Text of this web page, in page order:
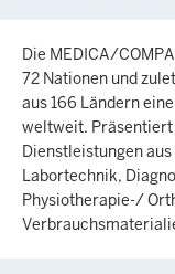
Die MEDICA/
72 Nationen und
aus 166 Ländern
weltweit. Präsentiert
Dienstleistungen
Labortechnik,
Physiotherapie-/